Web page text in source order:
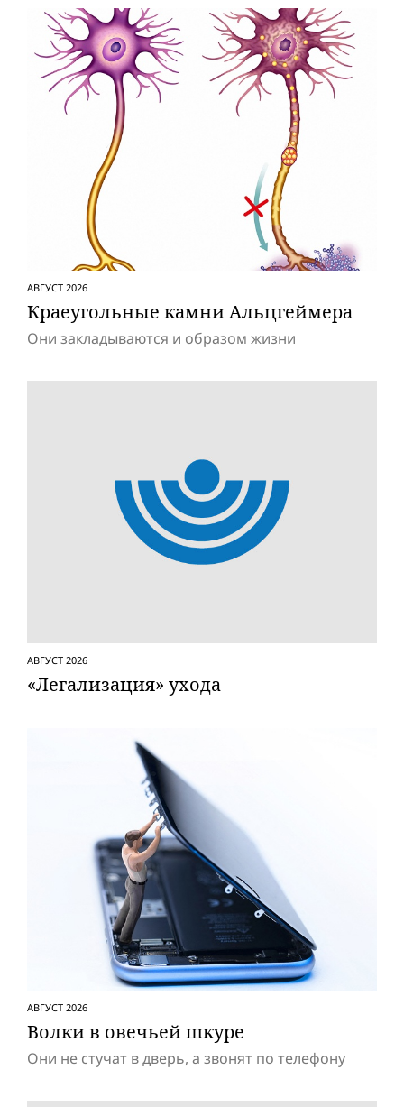
АВГУСТ 2026
Краеугольные камни Альцгеймера
Они закладываются и образом жизни
АВГУСТ 2026
«Легализация» ухода
АВГУСТ 2026
Волки в овечьей шкуре
Они не стучат в дверь, а звонят по телефону